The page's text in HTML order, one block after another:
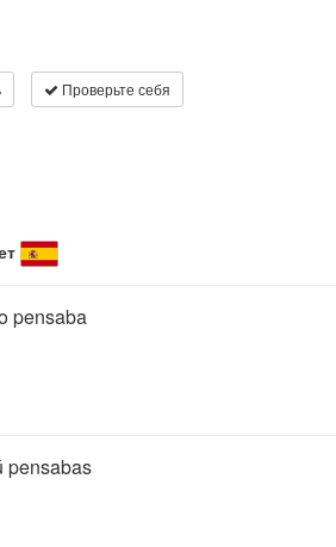
Проверьте себя
pensaba
pensabas